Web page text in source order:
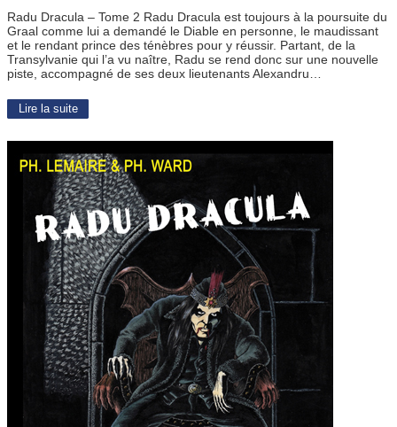
Radu Dracula – Tome 2 Radu Dracula est toujours à la poursuite du
Graal comme lui a demandé le Diable en personne, le maudissant
et le rendant prince des ténèbres pour y réussir. Partant, de la
Transylvanie qui l’a vu naître, Radu se rend donc sur une nouvelle
piste, accompagné de ses deux lieutenants Alexandru…
Lire la suite